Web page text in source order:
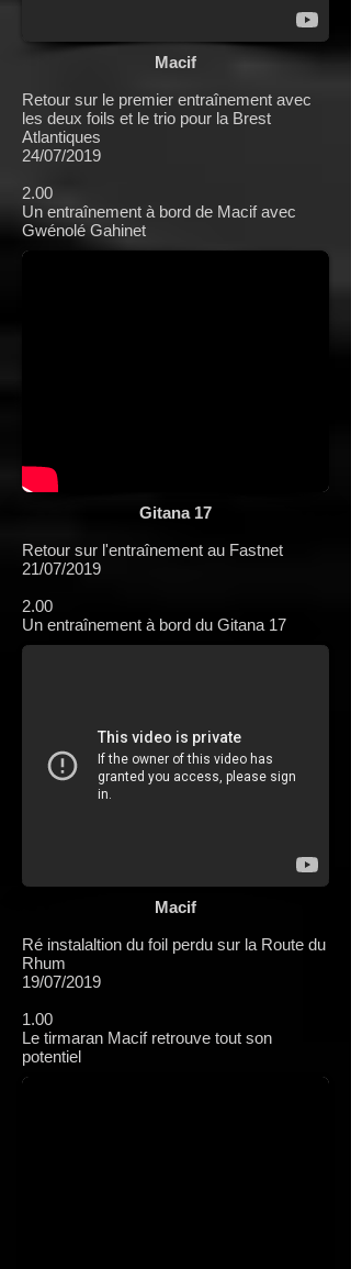
Macif
Retour sur le premier entraînement avec
les deux foils et le trio pour la Brest
Atlantiques
24/07/2019
2.00
Un entraînement à bord de Macif avec
Gwénolé Gahinet
Gitana 17
Retour sur l'entraînement au Fastnet
21/07/2019
2.00
Un entraînement à bord du Gitana 17
Macif
Ré instalaltion du foil perdu sur la Route du
Rhum
19/07/2019
1.00
Le tirmaran Macif retrouve tout son
potentiel